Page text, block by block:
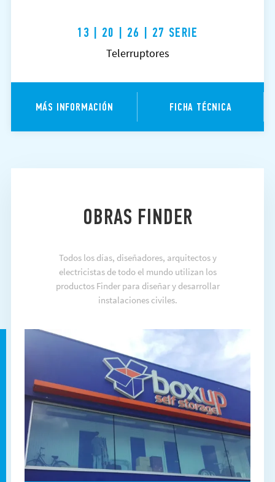
13 | 20 | 26 | 27 SERIE
Telerruptores
MÁS INFORMACIÓN FICHA TÉCNICA
OBRAS FINDER
Todos los días, diseñadores, arquitectos y
electricistas de todo el mundo utilizan los
productos Finder para diseñar y desarrollar
instalaciones civiles.